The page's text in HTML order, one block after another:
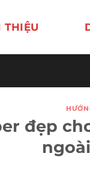
THIỆU
đẹp